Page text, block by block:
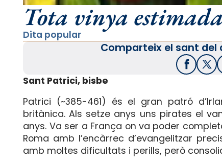
Tota vinya
Dita popular
Comparteix el sant del
X /
Sant Patrici, bisbe
Patrici (~385-461) és el gran patró
britànica. Als setze anys uns pirates el
anys. Va ser a França on va poder
Roma amb l’encàrrec d’evangelitzar
amb moltes dificultats i perills, però